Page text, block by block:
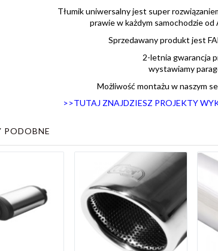
Tłumik uniwersalny jest super
prawie w każdym samochodzie od
Sprzedawany produkt jest
2-letnia gwarancja
wystawiamy
Możliwość montażu w naszym
>>TUTAJ ZNAJDZIESZ PROJEKTY
PODOBNE